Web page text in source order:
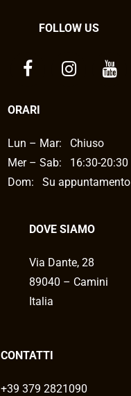
FOLLOW US
ORARI
Lun – Mar:
Chiuso
Mer – Sab:
16:30-20:30
Dom: Su appuntamento
DOVE SIAMO
Via Dante, 28
89040 – Camini
Italia
CONTATTI
+39 379 2821090